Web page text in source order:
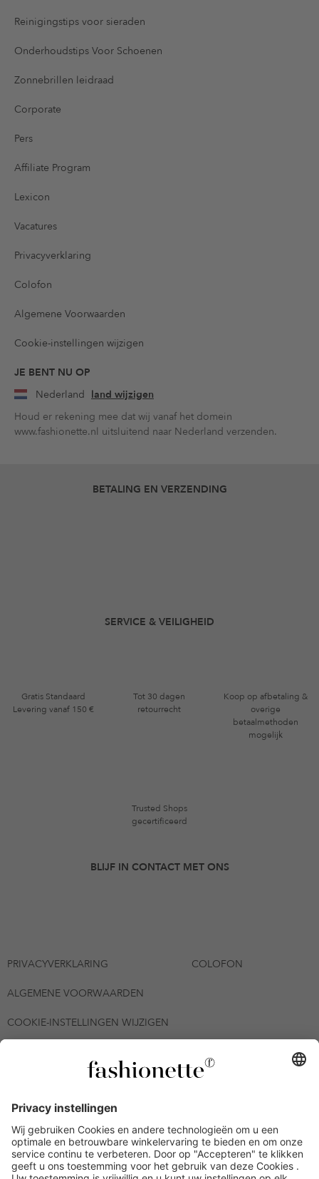
Reinigingstips voor sieraden
Onderhoudstips Voor Schoenen
Zonnebrillen leidraad
Corporate
Pers
Affiliate Program
Lexicon
Vacatures
Privacyverklaring
Colofon
Algemene Voorwaarden
Cookie-instellingen wijzigen
JE BENT NU OP
Nederland land wijzigen
Houd er rekening mee dat wij vanaf het domein
www.fashionette.nl uitsluitend naar Nederland verzenden.
BETALING EN VERZENDING
SERVICE & VEILIGHEID
Gratis Standaard
Levering vanaf 150 €
Tot 30 dagen
retourrecht
Koop op afbetaling &
overige
betaalmethoden
mogelijk
Trusted Shops
gecertificeerd
BLIJF IN CONTACT MET ONS
PRIVACYVERKLARING COLOFON
ALGEMENE VOORWAARDEN
COOKIE-INSTELLINGEN WIJZIGEN
© 2026 - fashionette Plattform GmbH
inwisselbaar op alle artikelen op de pagina
fashionette.nl/selected-styles. De voorwaarden zoals vastgelegd in
artikel 9 van de algemene voorwaarden zijn van toepassing.
Bepaalde merken en artikelen kunnen uitgesloten zijn.
Kredietwaardigheid nodig. Alle prijzen inclusief btw en zonder